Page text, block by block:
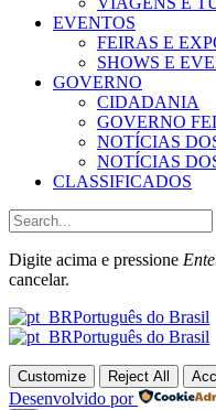
EVENTOS
FEIRAS E
SHOWS E
GOVERNO
CIDADANIA
GOVERNO
NOTÍCIAS
NOTÍCIAS
CLASSIFICADOS
Digite acima e pressione
cancelar.
Português do Brasil
Português do Brasil
Customize Reject All
Desenvolvido por